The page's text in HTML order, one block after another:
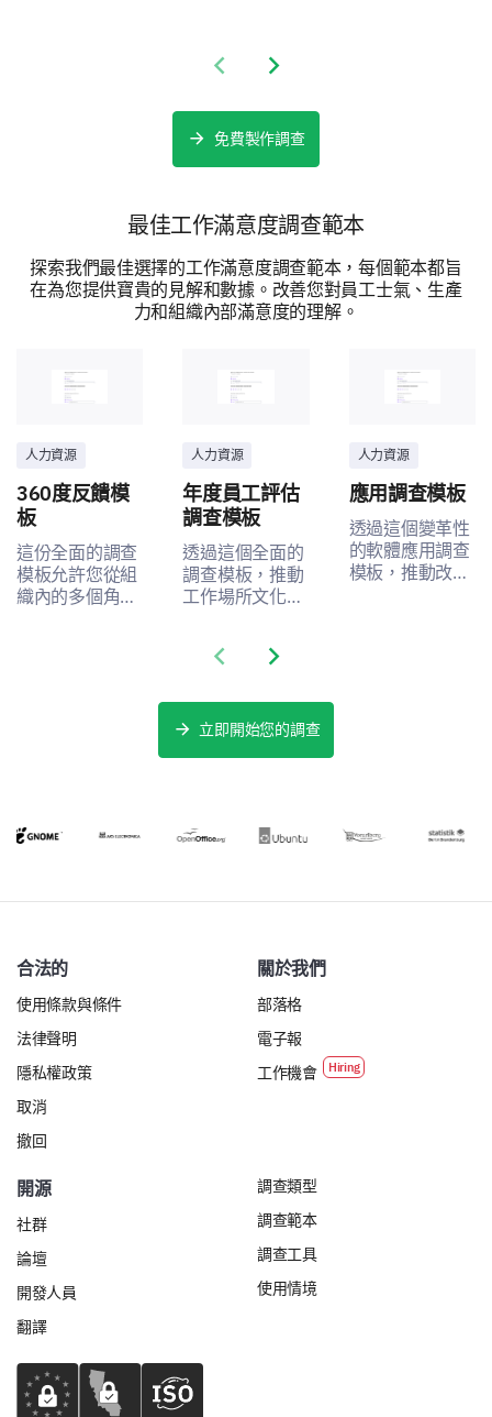
Share your overall experience and any additional
comments you have for us.
Please, share any additional comments or
suggestions you have to improve our
product/services.
Previous slide
Next slide
免費製作調查
最佳工作滿意度調查範本
探索我們最佳選擇的工作滿意度調查範本，每個範本都旨
在為您提供寶貴的見解和數據。改善您對員工士氣、生產
力和組織內部滿意度的理解。
人力資源
360度反饋模
板
這份全面的調查
模板允許您從組
織內的多個角度
人力資源
年度員工評估
調查模板
透過這個全面的
調查模板，推動
工作場所文化和
人力資源
應用調查模板
透過這個變革性
的軟體應用調查
模板，推動改
Previous slide
Next slide
立即開始您的調查
合法的
使用條款與條件
法律聲明
隱私權政策
取消
撤回
關於我們
部落格
電子報
工作機會
開源
社群
論壇
開發人員
翻譯
調查類型
調查範本
調查工具
使用情境